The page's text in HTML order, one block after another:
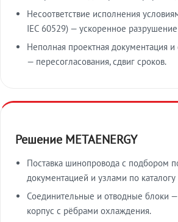
Несоответствие исполнения
IEC 60529) — ускоренное разрушение
Неполная проектная документация
— пересогласования, сдвиг сроков.
Решение METAENERGY
Поставка шинопровода с подбором
документацией и узлами по каталогу
Соединительные и отводные блоки —
корпус с рёбрами охлаждения.